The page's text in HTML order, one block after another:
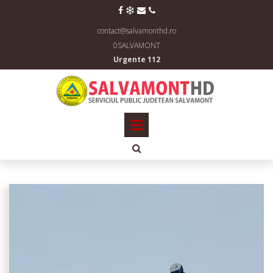
   
contact@salvamonthd.ro
0SALVAMONT
Urgente 112
